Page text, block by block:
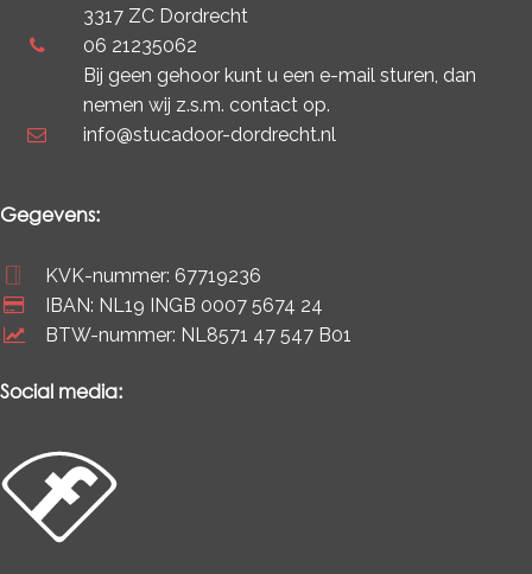
3317 ZC Dordrecht
06 21235062
Bij geen gehoor kunt u een e-mail sturen, dan
nemen wij z.s.m. contact op.
info@stucadoor-dordrecht.nl
Gegevens:
KVK-nummer: 67719236
IBAN: NL19 INGB 0007 5674 24
BTW-nummer: NL8571 47 547 B01
Social media: